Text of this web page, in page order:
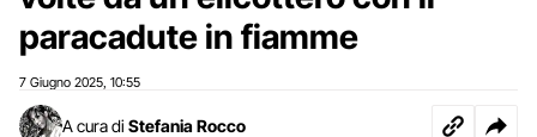
paracadute in fiamme
7 Giugno 2025 10:55
A cura di Stefania Rocco